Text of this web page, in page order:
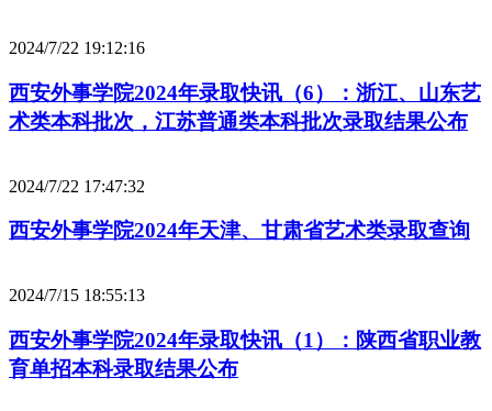
2024/7/22 19:12:16
西安外事学院2024年录取快讯（6）：浙江、山东艺
术类本科批次，江苏普通类本科批次录取结果公布
2024/7/22 17:47:32
西安外事学院2024年天津、甘肃省艺术类录取查询
2024/7/15 18:55:13
西安外事学院2024年录取快讯（1）：陕西省职业教
育单招本科录取结果公布